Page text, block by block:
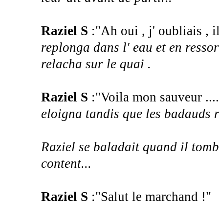
Raziel S :"Ah oui , j' oubliais ,
replonga dans l' eau et en
relacha sur le quai .
Raziel S :"Voila mon sauveur
eloigna tandis que les badauds
Raziel se baladait quand il
content...
Raziel S :"Salut le marchand !"